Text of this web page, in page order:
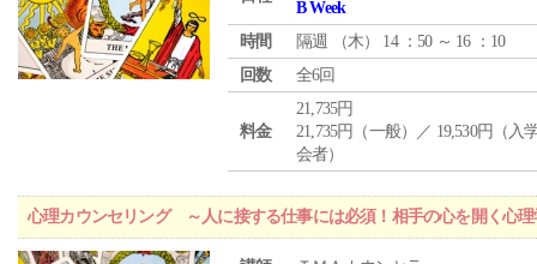
B Week
時間
隔週 （木） 14 ：50 ～ 16 ：10
回数
全6回
料金
21,735円
21,735円（一般）／ 19,530円（入
会者）
心理カウンセリング ～人に接する仕事には必須！相手の心を開く心理